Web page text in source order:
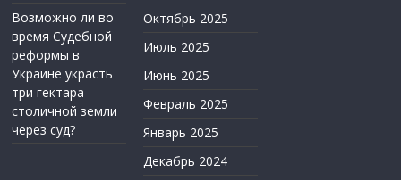
Возможно ли во
время Судебной
реформы в
Украине украсть
три гектара
столичной земли
через суд?
Октябрь 2025
Июль 2025
Июнь 2025
Февраль 2025
Январь 2025
Декабрь 2024